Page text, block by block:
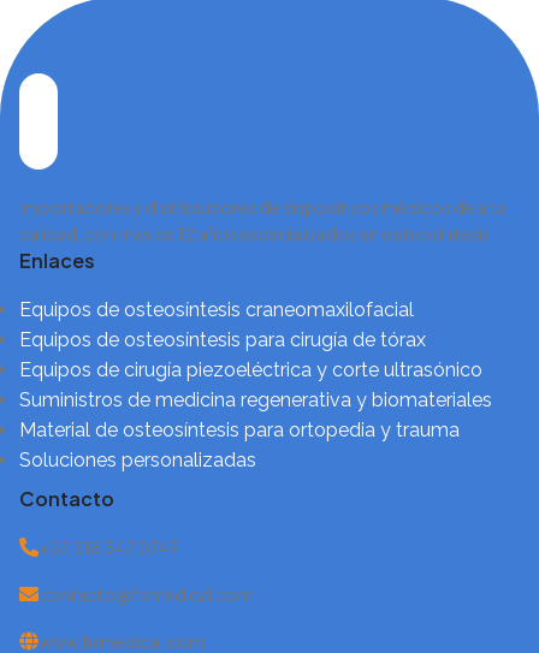
Importadores y distribuidores de dispositivos médicos de alta
calidad, con más de 12 años especializados en osteosíntesis.
Enlaces
Equipos de osteosíntesis craneomaxilofacial
Equipos de osteosíntesis para cirugía de tórax
Equipos de cirugía piezoeléctrica y corte ultrasónico
Suministros de medicina regenerativa y biomateriales
Material de osteosíntesis para ortopedia y trauma
Soluciones personalizadas
Contacto
+57 318 347 0749
contacto@fixmedical.com
www.fixmedical.com